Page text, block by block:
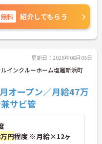
など、さらに
ご相談くださ
無料 紹介してもらう
更新日：2026年08月05日
インクルーホーム塩竈新浜町
オープン／月給47万
サビ管
円程度 ※月給×12ヶ